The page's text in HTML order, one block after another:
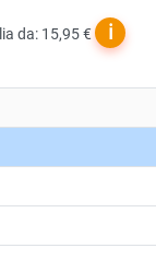
da: 15,95 € ℹ